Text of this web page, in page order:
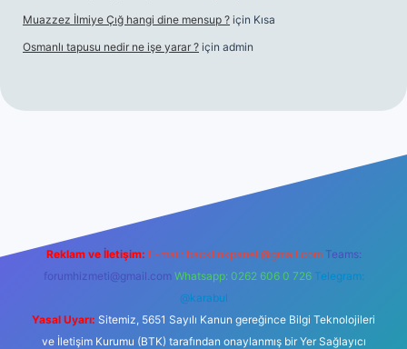
Muazzez İlmiye Çığ hangi dine mensup ? için Kısa
Osmanlı tapusu nedir ne işe yarar ? için admin
m elexbet
Reklam ve İletişim: E-mail: backlinkpaneli@gmail.com Teams:
forumhizmeti@gmail.com Whatsapp: 0262 606 0 726 Telegram:
@karabul
Yasal Uyarı: Sitemiz, 5651 Sayılı Kanun gereğince Bilgi Teknolojileri
ve İletişim Kurumu (BTK) tarafından onaylanmış bir Yer Sağlayıcı